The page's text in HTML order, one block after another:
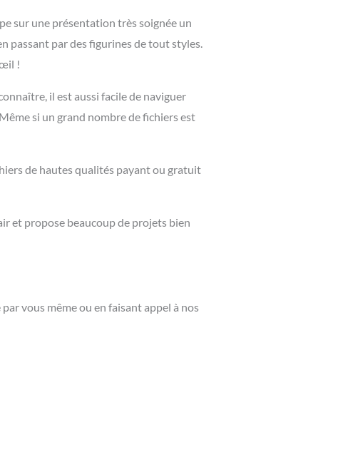
sur une présentation très soignée un
passant par des figurines de tout styles.
!
il est aussi facile de naviguer
si un grand nombre de fichiers est
de hautes qualités payant ou gratuit
et propose beaucoup de projets bien
vous même ou en faisant appel à nos